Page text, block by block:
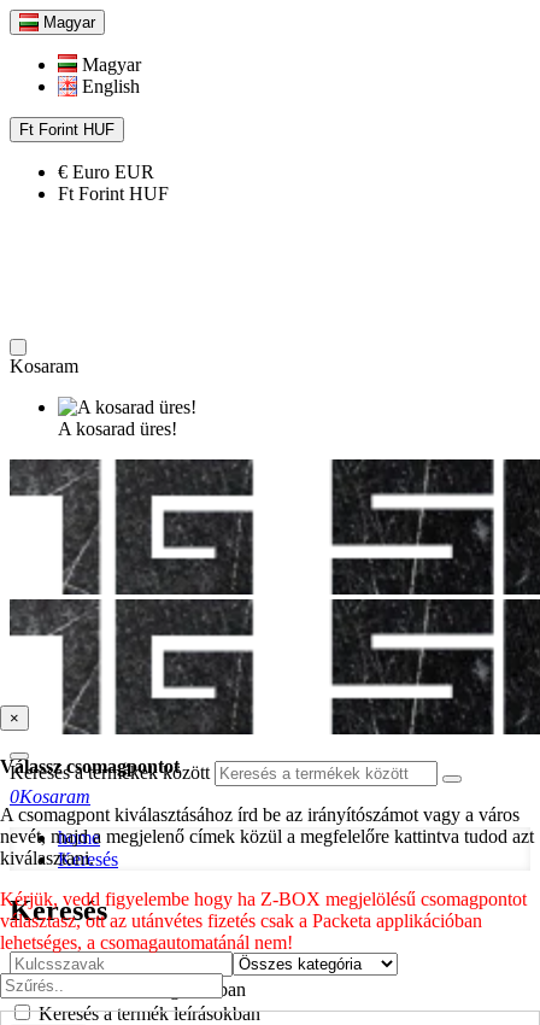
Magyar
Magyar
English
Ft Forint HUF
€ Euro EUR
Ft Forint HUF
Kosaram
A kosarad üres!
Keresés a termékek között
0Kosaram
home
Keresés
Keresés
Keresés az alkategóriákban
Keresés a termék leírásokban
×
Válassz csomagpontot
A csomagpont kiválasztásához írd be az irányítószámot vagy a város
nevét, majd a megjelenő címek közül a megfelelőre kattintva tudod azt
kiválasztani.
Kérjük, vedd figyelembe hogy ha Z-BOX megjelölésű csomagpontot
választasz, ott az utánvétes fizetés csak a Packeta applikációban
lehetséges, a csomagautomatánál nem!